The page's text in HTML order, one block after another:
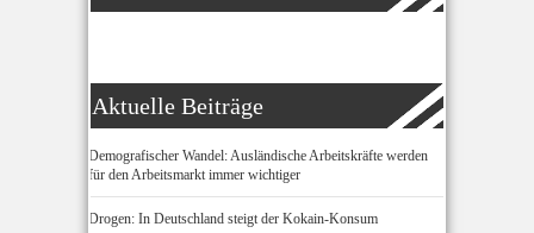
Aktuelle Beiträge
Demografischer Wandel: Ausländische Arbeitskräfte werden
für den Arbeitsmarkt immer wichtiger
Drogen: In Deutschland steigt der Kokain-Konsum